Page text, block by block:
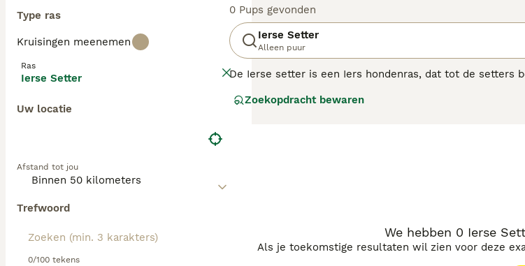
Type ras
Kruisingen meenemen
Ras
Ierse Setter
Uw locatie
Afstand tot jou
Trefwoord
0/100 tekens
0 Pups gevonden
Ierse Setter
Alleen puur
De Ierse setter is een Iers hondenras, dat tot de setters
werkhonden.
voor
Zoekopdracht bewaren
We hebben 0 Ierse
Als je toekomstige resultaten wil zien voor deze